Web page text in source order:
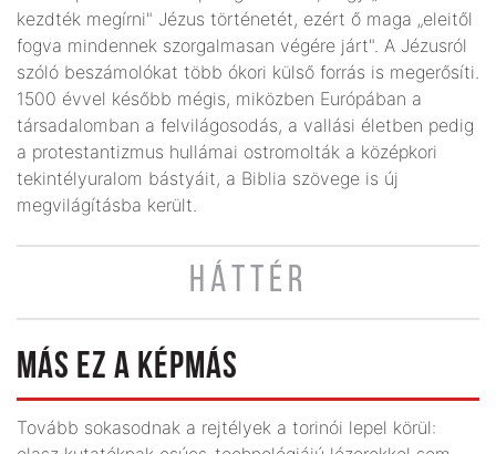
kezdték megírni" Jézus történetét, ezért ő maga „eleitől
fogva mindennek szorgalmasan végére járt". A Jézusról
szóló beszámolókat több ókori külső forrás is megerősíti.
1500 évvel később mégis, miközben Európában a
társadalomban a felvilágosodás, a vallási életben pedig
a protestantizmus hullámai ostromolták a középkori
tekintélyuralom bástyáit, a Biblia szövege is új
megvilágításba került.
HÁTTÉR
MÁS EZ A KÉPMÁS
Tovább sokasodnak a rejtélyek a torinói lepel körül: